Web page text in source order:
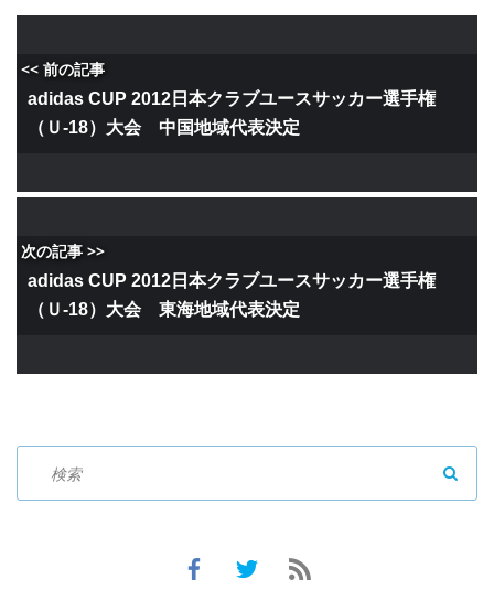
<< 前の記事
adidas CUP 2012日本クラブユースサッカー選手権
（Ｕ-18）大会 中国地域代表決定
次の記事 >>
adidas CUP 2012日本クラブユースサッカー選手権
（Ｕ-18）大会 東海地域代表決定